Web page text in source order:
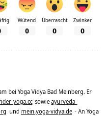
Wütend
0
Überrascht
0
Zwinker
0
bei Yoga Vidya Bad Meinberg. Er
yoga.cc sowieayurveda-
und mein.yoga-vidya.de - An Yoga